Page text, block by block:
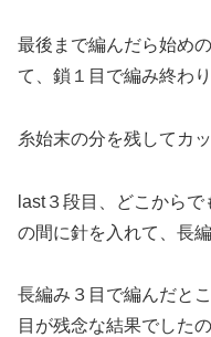
最後まで編んだら始め
て、鎖１目で編み終わり
糸始末の分を残してカ
last３段目、どこから
の間に針を入れて、長
長編み３目で編んだと
目が残念な結果でした